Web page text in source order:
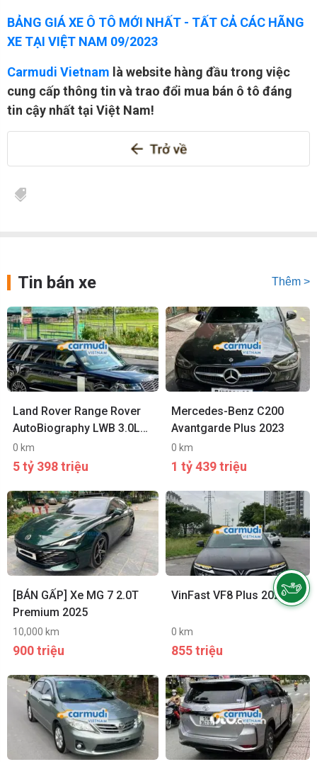
BẢNG GIÁ XE Ô TÔ MỚI NHẤT - TẤT CẢ CÁC HÃNG
XE TẠI VIỆT NAM 09/2023
Carmudi Vietnam là website hàng đầu trong việc
cung cấp thông tin và trao đổi mua bán ô tô đáng
tin cậy nhất tại Việt Nam!
Tin bán xe Thêm >
Land Rover Range Rover
AutoBiography LWB 3.0L
2021
0 km
5 tỷ 398 triệu
Mercedes-Benz C200
Avantgarde Plus 2023
0 km
1 tỷ 439 triệu
[BÁN GẤP] Xe MG 7 2.0T
Premium 2025
10,000 km
900 triệu
VinFast VF8 Plus 2024
0 km
855 triệu